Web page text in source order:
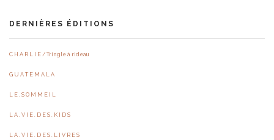
DERNIÈRES ÉDITIONS
C H A R L I E / Tringle à rideau
G U A T E M A L A
L E . S O M M E I L
L A . V I E . D E S . K I D S
L A . V I E . D E S . L I V R E S